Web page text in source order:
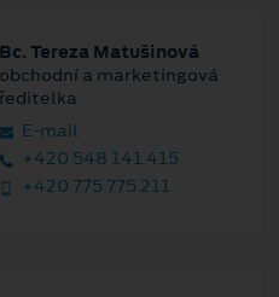
Bc. Tereza Matušinová
obchodní a marketingová
ředitelka
E‑mail
+420 548 141 415
+420 775 775 211